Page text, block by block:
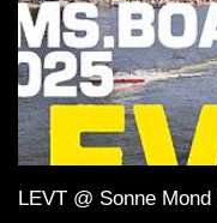
LEVT @ Sonne